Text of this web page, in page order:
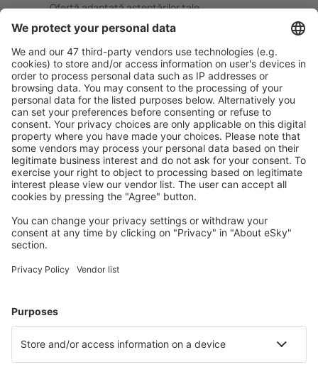
Ofertă adaptată aşteptărilor tale.
Planifică ȋn siguranţă
Rezervare fără griji cu opțiune gratuită de anulare.
Economiseşte mai mult
Prețuri atractive și oferte speciale pentru utilizatorii
conectați.
Cazarea preferată
Alege din peste 1,3 mil. de opţiuni: hoteluri, cabane,
Cele mai căutate hoteluri de către utilizatorii eSky
Hoteluri în Liverpool
Hoteluri în Manchester Hoteluri în Whitby